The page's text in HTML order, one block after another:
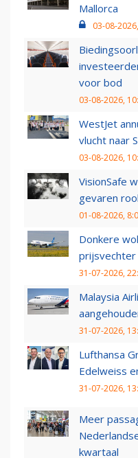
Mallorca
03-08-
voor bod
03-08-2026,
WestJet
vlucht naar
03-08-2026,
VisionSafe
gevaren
01-08-2026,
Donkere
31-07-2026,
Malaysia
31-07-2026,
Lufthansa
Edelweiss
31-07-2026,
Meer
kwartaal